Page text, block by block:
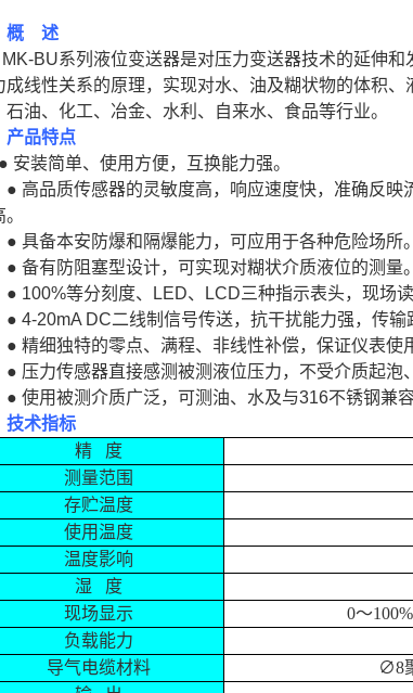
概 述
BU系列液位变送器是对压力变送器技术的延伸和
成线性关系的原理，实现对水、油及糊状物的体积、
石油、化工、冶金、水利、自来水、食品等行业。
产品特点
装简单、使用方便，互换能力强。
品质传感器的灵敏度高，响应速度快，准确反映
备本安防爆和隔爆能力，可应用于各种危险场所。
有防阻塞型设计，可实现对糊状介质液位的测量。
等分刻度、LED、LCD三种指示表头，现场读
20mA DC二线制信号传送，抗干扰能力强，传输
细独特的零点、满程、非线性补偿，保证仪表使
力传感器直接感测被测液位压力，不受介质起泡
用被测介质广泛，可测油、水及与316不锈钢兼容
技术指标
精
度
测量范围
存贮温度
使用温度
温度影响
湿
度
现场显示
0～100%
负载能力
导气电缆材料
∅8